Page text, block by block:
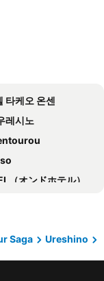
타케오 온센
레시노
（オンドホテル）
신센카쿠
Saga
Ureshino